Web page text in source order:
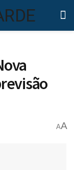
AA